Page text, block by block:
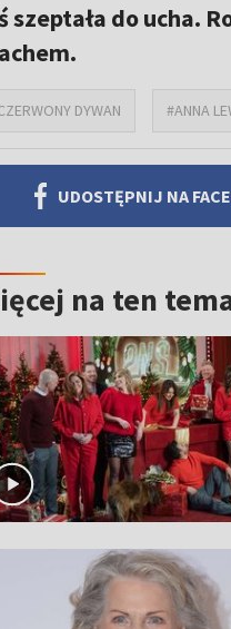
szeptała do ucha.
DYWAN #ANNA
UDOSTĘPNIJ NA
na ten